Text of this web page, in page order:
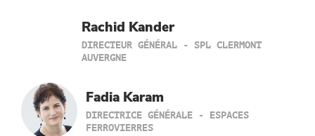
Rachid Kander
DIRECTEUR GÉNÉRAL - SPL CLERMONT
AUVERGNE
Fadia Karam
DIRECTRICE GÉNÉRALE - ESPACES
FERROVIERRES